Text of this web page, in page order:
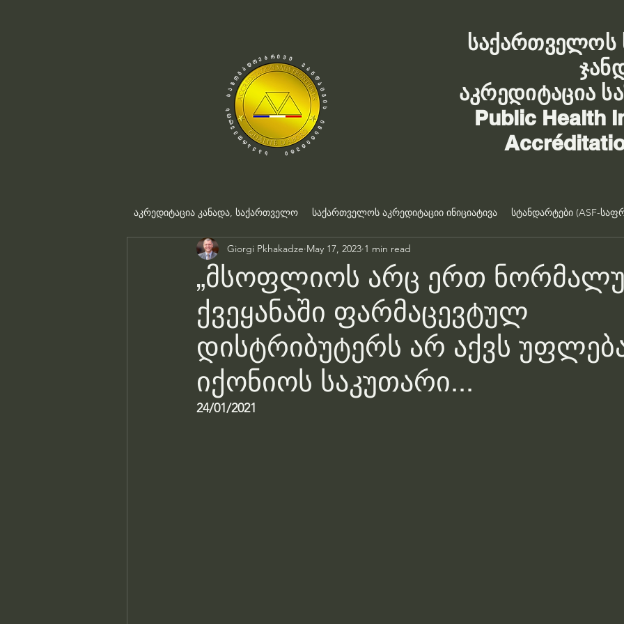
საქართველოს
აკრედიტაცია
Public Health
აკრედიტაცია კანადა, საქართველო საქართველოს აკრედიტაციი ინიციატივა სტანდარტები (ASF-
„მსოფლიოს არც ერთ
ქვეყანაში ფარმაცევტულ
დისტრიბუტერს არ აქვს
იქონიოს საკუთარი...
Giorgi Pkhakadze May 17, 2023 1 min read
24/01/2021